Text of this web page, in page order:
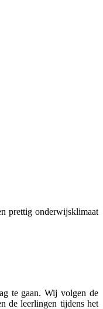
prettig onderwijsklimaat
te gaan.Wij volgen de
de leerlingen tijdens het